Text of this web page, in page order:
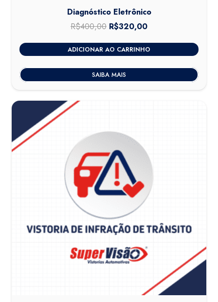
Diagnóstico Eletrônico
R$400,00 O
preço
original
era:
R$400,00.
R$320,00
preço
atual
é:
R$320,00.
ADICIONAR AO CARRINHO
SAIBA MAIS